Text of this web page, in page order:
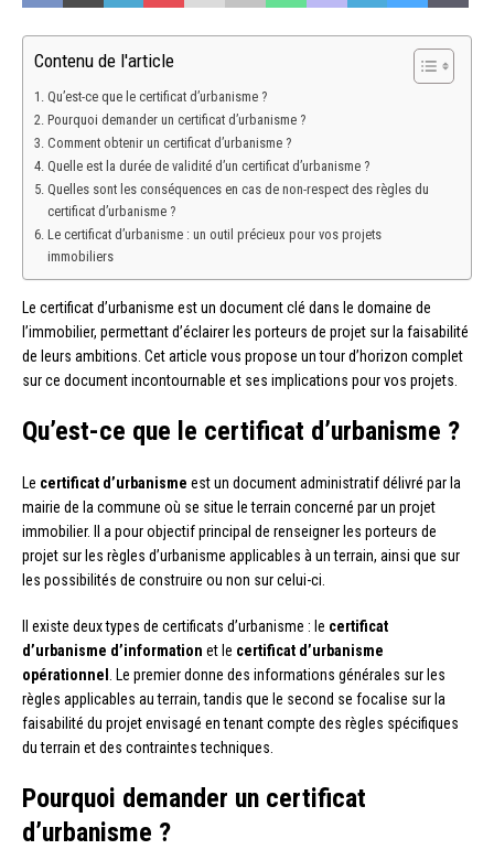
Contenu de l'article
Qu’est-ce que le certificat d’urbanisme ?
Pourquoi demander un certificat d’urbanisme ?
Comment obtenir un certificat d’urbanisme ?
Quelle est la durée de validité d’un certificat d’urbanisme ?
Quelles sont les conséquences en cas de non-respect des règles du
certificat d’urbanisme ?
Le certificat d’urbanisme : un outil précieux pour vos projets
immobiliers
Le certificat d’urbanisme est un document clé dans le domaine de
l’immobilier, permettant d’éclairer les porteurs de projet sur la faisabilité
de leurs ambitions. Cet article vous propose un tour d’horizon complet
sur ce document incontournable et ses implications pour vos projets.
Qu’est-ce que le certificat d’urbanisme ?
Le certificat d’urbanisme est un document administratif délivré par la
mairie de la commune où se situe le terrain concerné par un projet
immobilier. Il a pour objectif principal de renseigner les porteurs de
projet sur les règles d’urbanisme applicables à un terrain, ainsi que sur
les possibilités de construire ou non sur celui-ci.
Il existe deux types de certificats d’urbanisme : le certificat
d’urbanisme d’information et le certificat d’urbanisme
opérationnel . Le premier donne des informations générales sur les
règles applicables au terrain, tandis que le second se focalise sur la
faisabilité du projet envisagé en tenant compte des règles spécifiques
du terrain et des contraintes techniques.
Pourquoi demander un certificat
d’urbanisme ?